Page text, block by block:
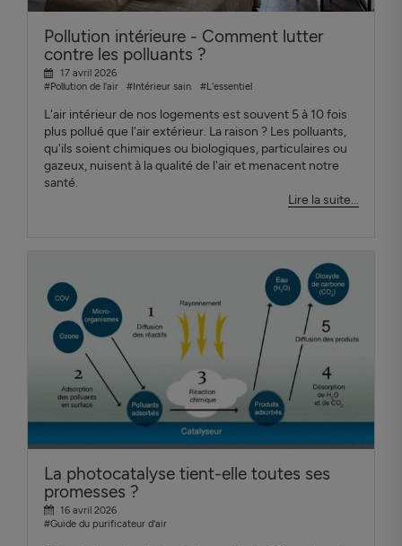
Pollution intérieure - Comment lutter
contre les polluants ?
17 avril 2026
#Pollution de l'air
#Intérieur sain #L'essentiel
L'air intérieur de nos logements est souvent 5 à 10 fois
plus pollué que l'air extérieur. La raison ? Les polluants,
qu'ils soient chimiques ou biologiques, particulaires ou
gazeux, nuisent à la qualité de l'air et menacent notre
santé.
Lire la suite...
La photocatalyse tient-elle toutes ses
promesses ?
16 avril 2026
#Guide du purificateur d'air